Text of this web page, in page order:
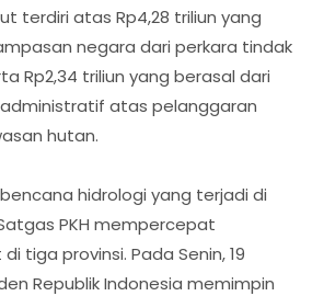
terdiri atas Rp4,28 triliun yang
negara dari perkara tindak
Rp2,34 triliun yang berasal dari
atas pelanggaran
hutan.
hidrologi yang terjadi di
PKH mempercepat
tiga provinsi. Pada Senin, 19
Republik Indonesia memimpin